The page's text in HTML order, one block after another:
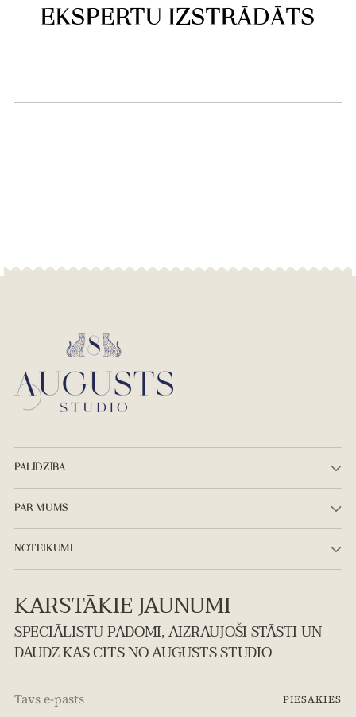
EKSPERTU IZSTRĀDĀTS
PALĪDZĪBA
PAR MUMS
NOTEIKUMI
KARSTĀKIE JAUNUMI
SPECIĀLISTU PADOMI, AIZRAUJOŠI STĀSTI UN
DAUDZ KAS CITS NO AUGUSTS STUDIO
e-
PIESAKIES